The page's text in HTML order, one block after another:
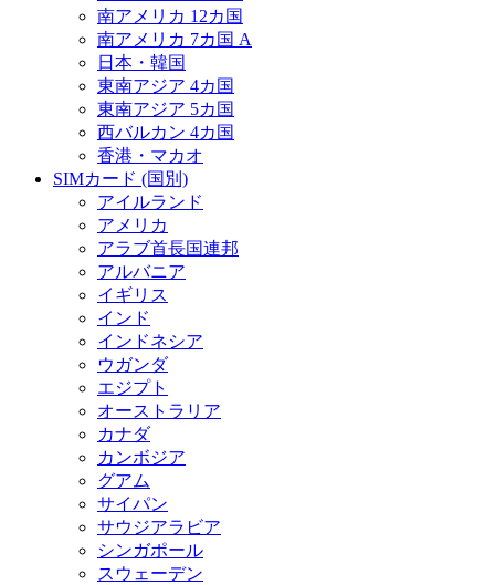
南アメリカ 12カ国
南アメリカ 7カ国 A
日本・韓国
東南アジア 4カ国
東南アジア 5カ国
西バルカン 4カ国
香港・マカオ
SIMカード (国別)
アイルランド
アメリカ
アラブ首長国連邦
アルバニア
イギリス
インド
インドネシア
ウガンダ
エジプト
オーストラリア
カナダ
カンボジア
グアム
サイパン
サウジアラビア
シンガポール
スウェーデン